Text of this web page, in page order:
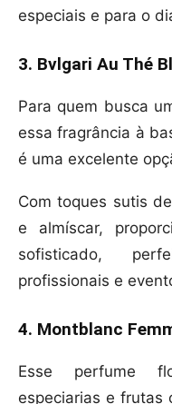
especiais e para o
3. Bvlgari Au Thé
Para quem busca
essa fragrância à
é uma excelente
Com toques sutis
e almíscar,
sofisticado,
profissionais e
4. Montblanc
Esse perfume
especiarias e frutas